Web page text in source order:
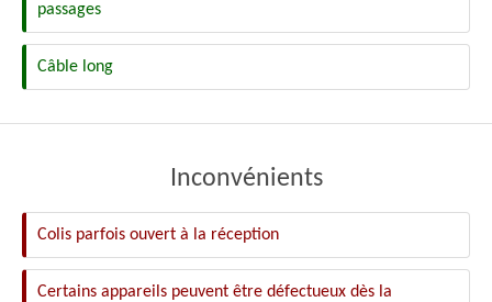
passages
Câble long
Inconvénients
Colis parfois ouvert à la réception
Certains appareils peuvent être défectueux dès la